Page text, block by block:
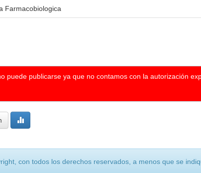
Farmacobiologica
puede publicarse ya que no contamos con la autorización
con todos los derechos reservados, a menos que se